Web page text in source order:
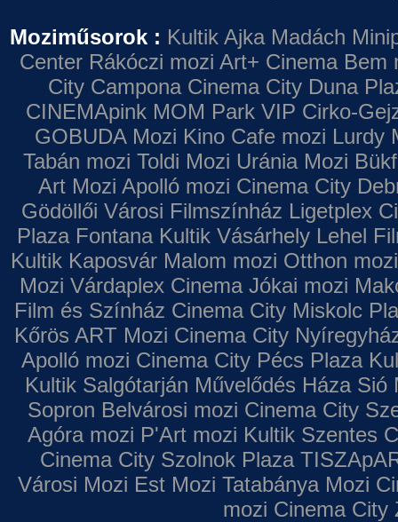
Moziműsorok : Kultik Ajka Madách
Center Rákóczi mozi Art+ Cinema Bem
City Campona Cinema City Duna
CINEMApink MOM Park VIP Cirko-
GOBUDA Mozi Kino Cafe mozi Lurdy
Tabán mozi Toldi Mozi Uránia Mozi
Art Mozi Apolló mozi Cinema City
Gödöllői Városi Filmszínház Ligetplex
Plaza Fontana Kultik Vásárhely Lehel
Kultik Kaposvár Malom mozi Otthon mozi
Mozi Várdaplex Cinema Jókai mozi
Film és Színház Cinema City Miskolc
Kőrös ART Mozi Cinema City
Apolló mozi Cinema City Pécs Plaza
Kultik Salgótarján Művelődés Háza Sió
Sopron Belvárosi mozi Cinema City
Agóra mozi P'Art mozi Kultik Szentes
Cinema City Szolnok Plaza
Városi Mozi Est Mozi Tatabánya Mozi
mozi Cinema City